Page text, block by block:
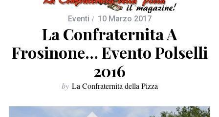
Eventi 10 Marzo 2017
La Confraternita A
Frosinone… Evento Polselli
2016
by La Confraternita della Pizza